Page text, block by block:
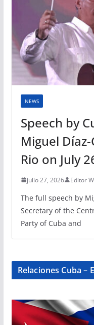
NEWS
Speech by
Miguel
Rio on July
julio 27, 2026 Editor
The full speech by
Secretary of the
Party of Cuba and
Relaciones Cuba –